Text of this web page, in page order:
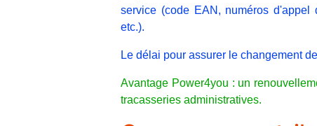
service (code EAN, numéros d'appel
etc.).
Le délai pour assurer le changement
Avantage Power4you : un
tracasseries administratives.